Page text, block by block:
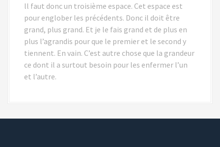
ll faut donc un troisième espace. Cet espace est
pour englober les précédents. Donc il doit être
grand, plus grand. Et je le fais grand et de plus en
plus l’agrandis pour que le premier et le second y
tiennent. En vain. C’est autre chose que la grandeur
ce dont il a surtout besoin pour les enfermer l’un
et l’autre.